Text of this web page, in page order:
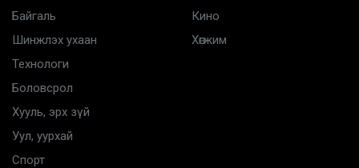
Байгаль
Шинжлэх ухаан
Технологи
Боловсрол
Хууль, эрх зүй
Уул, уурхай
Спорт
Кино
Хөгжим